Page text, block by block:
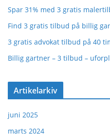
Spar 31% med 3 gratis
Find 3 gratis tilbud på billig
3 gratis advokat tilbud på 40
Billig gartner – 3 tilbud –
Artikelarkiv
juni 2025
marts 2024